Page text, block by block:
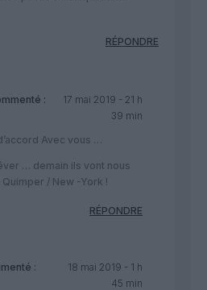
RÉPONDRE
:
17 mai 2019 - 21 h
39 min
Avec vous …
… demain ils vont nous
/ New -York !
RÉPONDRE
:
18 mai 2019 - 1 h
45 min